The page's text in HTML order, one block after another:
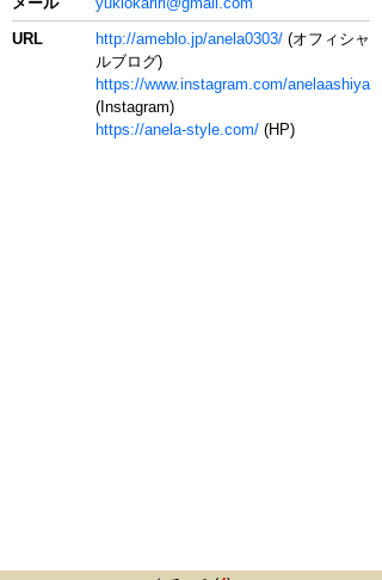
URL
http://ameblo.jp/anela0303/ (オフィシャ
ルブログ)
https://www.instagram.com/anelaashiya
(Instagram)
https://anela-style.com/ (HP)